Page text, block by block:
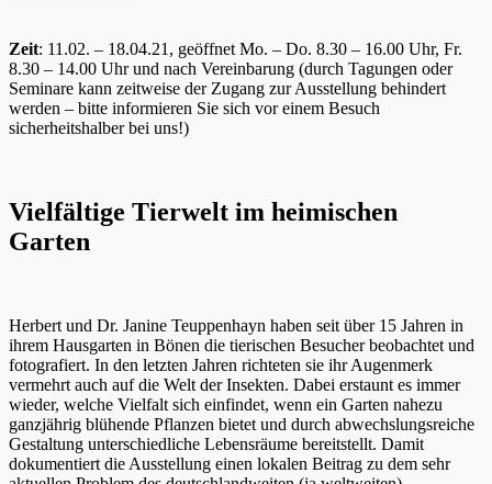
Zeit: 11.02. – 18.04.21, geöffnet Mo. – Do. 8.30 – 16.00 Uhr, Fr.
8.30 – 14.00 Uhr und nach Vereinbarung (durch Tagungen oder
Seminare kann zeitweise der Zugang zur Ausstellung behindert
werden – bitte informieren Sie sich vor einem Besuch
sicherheitshalber bei uns!)
Vielfältige Tierwelt im heimischen
Garten
Herbert und Dr. Janine Teuppenhayn haben seit über 15 Jahren in
ihrem Hausgarten in Bönen die tierischen Besucher beobachtet und
fotografiert. In den letzten Jahren richteten sie ihr Augenmerk
vermehrt auch auf die Welt der Insekten. Dabei erstaunt es immer
wieder, welche Vielfalt sich einfindet, wenn ein Garten nahezu
ganzjährig blühende Pflanzen bietet und durch abwechslungsreiche
Gestaltung unterschiedliche Lebensräume bereitstellt. Damit
dokumentiert die Ausstellung einen lokalen Beitrag zu dem sehr